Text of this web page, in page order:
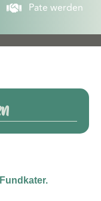
Pate werden